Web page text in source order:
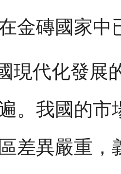
金磚國家中
現代化發展
。我國的
差異嚴重，